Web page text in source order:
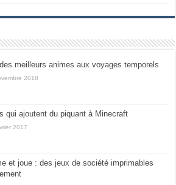
meilleurs animes aux voyages temporels
2018
qui ajoutent du piquant à Minecraft
2017
et joue : des jeux de société imprimables